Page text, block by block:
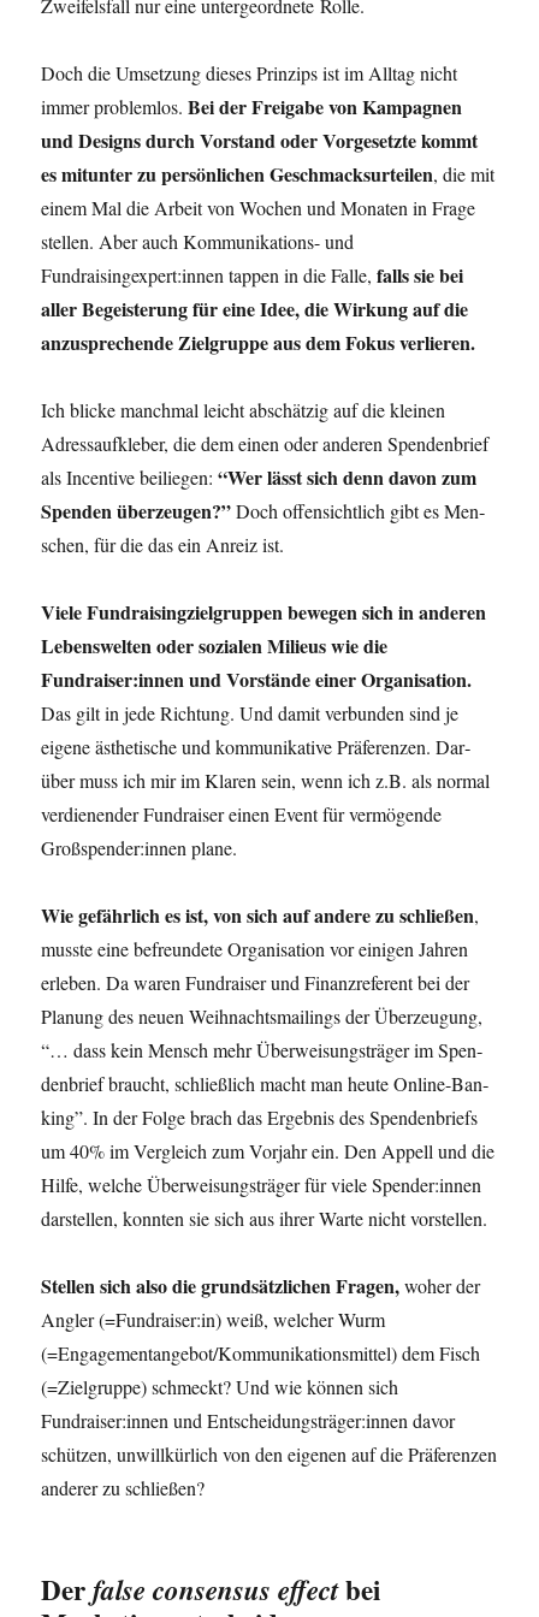
Zwei­fels­fall nur eine unter­ge­ord­ne­te Rolle.
Doch die Umset­zung die­ses Prin­zips ist im All­tag nicht
immer pro­blem­los. Bei der Frei­ga­be von Kam­pa­gnen
und Designs durch Vor­stand oder Vor­ge­setz­te kommt
es mit­un­ter zu per­sön­li­chen Geschmacks­ur­tei­len, die mit
einem Mal die Arbeit von Wochen und Mona­ten in Fra­ge
stel­len. Aber auch Kom­mu­ni­ka­ti­ons- und
Fundraisingexpert:innen tap­pen in die Fal­le,falls sie bei
aller Begeis­te­rung für eine Idee, die Wir­kung auf die
anzu­spre­chen­de Ziel­grup­pe aus dem Fokus verlieren.
Ich bli­cke manch­mal leicht abschät­zig auf die klei­nen
Adress­auf­kle­ber, die dem einen oder ande­ren Spen­den­brief
als Incen­ti­ve bei­lie­gen:“Wer lässt sich denn davon zum
Spen­den über­zeu­gen?”Doch offen­sicht­lich gibt es Men­
schen, für die das ein Anreiz ist.
Vie­le Fund­rai­sin­g­ziel­grup­pen bewe­gen sich in ande­ren
Lebens­wel­ten oder sozia­len Milieus wie die
Fundraiser:innen und Vor­stän­de einer Orga­ni­sa­ti­on.
Das gilt in jede Rich­tung. Und damit ver­bun­den sind je
eige­ne ästhe­ti­sche und kom­mu­ni­ka­ti­ve Prä­fe­ren­zen. Dar­
über muss ich mir im Kla­ren sein, wenn ich z.B. als nor­mal
ver­die­nen­der Fund­rai­ser einen Event für ver­mö­gen­de
Großspender:innen plane.
Wie gefähr­lich es ist, von sich auf ande­re zu schlie­ßen,
muss­te eine befreun­de­te Orga­ni­sa­ti­on vor eini­gen Jah­ren
erle­ben. Da waren Fund­rai­ser und Finanz­re­fe­rent bei der
Pla­nung des neu­en Weih­nachts­mai­lings der Über­zeu­gung,
“… dass kein Mensch mehr Über­wei­sungs­trä­ger im Spen­
den­brief braucht, schließ­lich macht man heu­te Online-Ban­
king”. In der Fol­ge brach das Ergeb­nis des Spen­den­briefs
um 40% im Ver­gleich zum Vor­jahr ein. Den Appell und die
Hil­fe, wel­che Über­wei­sungs­trä­ger für vie­le Spender:innen
dar­stel­len, konn­ten sie sich aus ihrer War­te nicht vorstellen.
Stel­len sich also die grund­sätz­li­chen Fra­gen,woher der
Ang­ler (=Fundraiser:in) weiß, wel­cher Wurm
(=Engagementangebot/Kommunikationsmittel) dem Fisch
(=Ziel­grup­pe) schmeckt? Und wie kön­nen sich
Fundraiser:innen und Entscheidungsträger:innen davor
schüt­zen, unwill­kür­lich von den eige­nen auf die Prä­fe­ren­zen
ande­rer zu schließen?
Derfalse consensus effectbei